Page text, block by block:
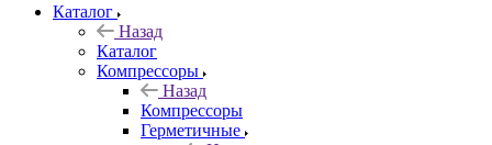
Каталог
Назад
Каталог
Компрессоры
Назад
Компрессоры
Герметичные